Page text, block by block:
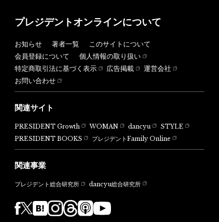
プレジデントオンラインについて
お知らせ 著者一覧
このサイトについて
会員登録について
個人情報の取り扱い
特定商取引法に基づく表示
広告掲載
運営会社
お問い合わせ
関連サイト
PRESIDENT Growth WOMAN dancyu
STYLE
PRESIDENT BOOKS
プレジデントFamily Online
関連事業
プレジデント総合研究所 dancyu総合研究所